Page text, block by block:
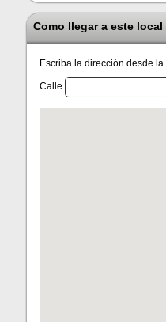
Como llegar a este local
Escriba la dirección desde
Calle